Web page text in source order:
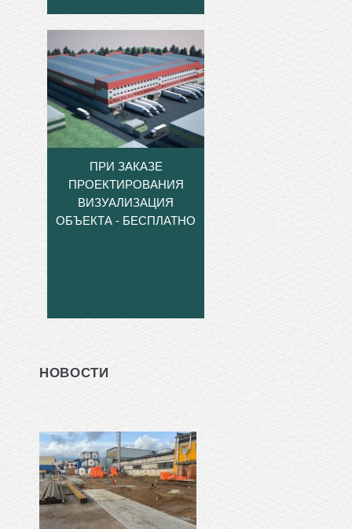
ПРИ ЗАКАЗЕ
ПРОЕКТИРОВАНИЯ
ВИЗУАЛИЗАЦИЯ
ОБЪЕКТА - БЕСПЛАТНО
НОВОСТИ